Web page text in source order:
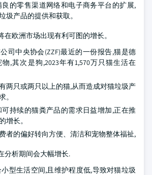
良的零售渠道网络和电子商务平台的扩展,
圾产品的提供和获取。
欧洲市场出现有利可图的增长。
司中央协会(ZZF)最近的一份报告,猫是德
,其次是狗,2023年有1,570万只猫生活在
两只或两只以上的猫,从而造成对猫垃圾产
。
持续的猫粪产品的需求日益增加,正在推
增长。
者的偏好转向方便、清洁和宠物整体福祉,
分析期间会大幅增长.
型生活空间,且维护程度低,导致对猫垃圾